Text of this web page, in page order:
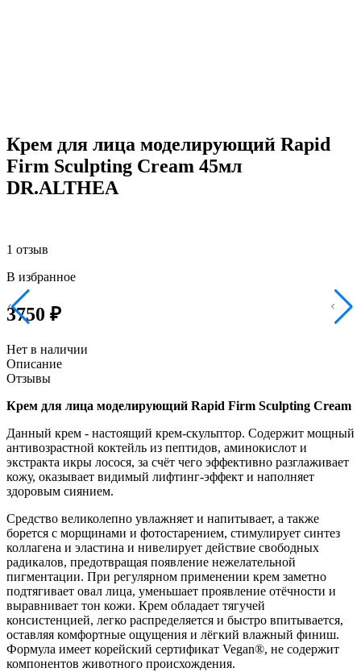
Крем для лица моделирующий Rapid
Firm Sculpting Cream 45мл
DR.ALTHEA
1 отзыв
В избранное
3750 ₽
Нет в наличии
Описание
Отзывы
Крем для лица моделирующий Rapid Firm Sculpting Cream
Данный крем - настоящий крем-скульптор. Содержит мощный
антивозрастной коктейль из пептидов, аминокислот и
экстракта икры лосося, за счёт чего эффективно разглаживает
кожу, оказывает видимый лифтинг-эффект и наполняет
здоровым сиянием.
Средство великолепно увлажняет и напитывает, а также
борется с морщинами и фотостарением, стимулирует синтез
коллагена и эластина и нивелирует действие свободных
радикалов, предотвращая появление нежелательной
пигментации. При регулярном применении крем заметно
подтягивает овал лица, уменьшает проявление отёчности и
выравнивает тон кожи. Крем обладает тягучей
консистенцией, легко распределяется и быстро впитывается,
оставляя комфортные ощущения и лёгкий влажный финиш.
Формула имеет корейский сертификат Vegan®, не содержит
компонентов животного происхождения.